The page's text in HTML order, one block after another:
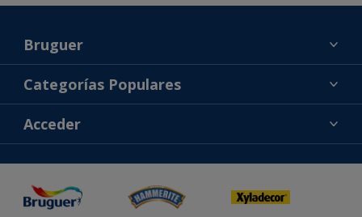
Bruguer
Acerca de Bruguer
Contacta con nosotros
Buscar una tienda
Categorías Populares
Colores
Productos
Inspiración
Consejos
Acceder